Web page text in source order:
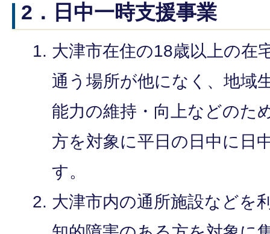
2．日中一時支援事業
大津市在住の18歳以上の在
通う場所が他になく、地域
能力の維持・向上などのた
方を対象に平日の日中に日
す。
大津市内の通所施設などを